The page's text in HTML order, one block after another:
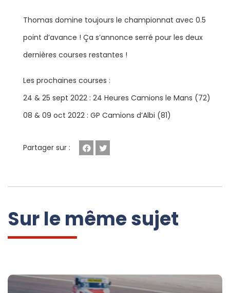
Thomas domine toujours le championnat avec 0.5
point d’avance ! Ça s’annonce serré pour les deux
dernières courses restantes !
Les prochaines courses :
24 & 25 sept 2022 : 24 Heures Camions le Mans (72)
08 & 09 oct 2022 : GP Camions d’Albi (81)
Partager sur : Facebook
Sur le même sujet